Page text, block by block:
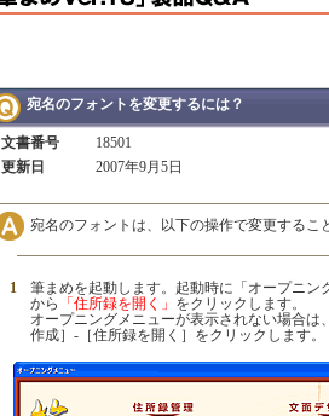
宛名のフォントを変更するには？
文書番号
18501
更新日
2007年9月5日
宛名のフォントは、以下の操作で変更するこ
1
筆まめを起動します。起動時に「オープニ
から
「住所録を開く」 をクリックします。
オープニングメニューが表示されない場合
作成］-［住所録を開く］をクリックします。